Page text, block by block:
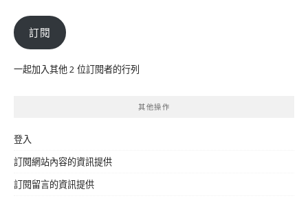
件
位
訂閱
一起加入其他 2 位訂閱者的行列
其他操作
登入
訂閱網站內容的資訊提供
訂閱留言的資訊提供